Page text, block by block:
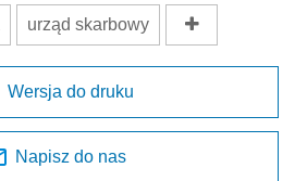
urząd skarbowy
Wersja do druku
Napisz do nas